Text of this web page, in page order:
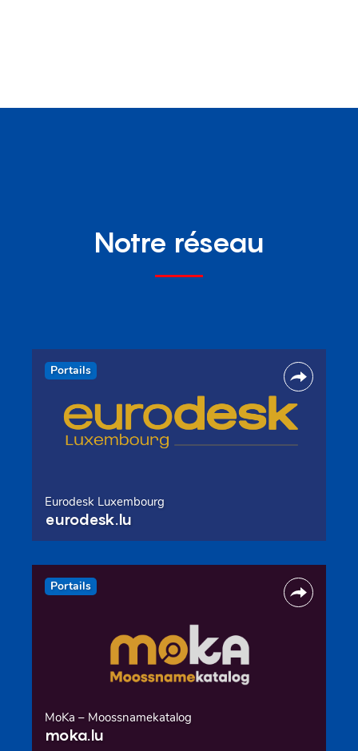
Notre réseau
Portails
Eurodesk Luxembourg
eurodesk.lu
Portails
MoKa – Moossnamekatalog
moka.lu